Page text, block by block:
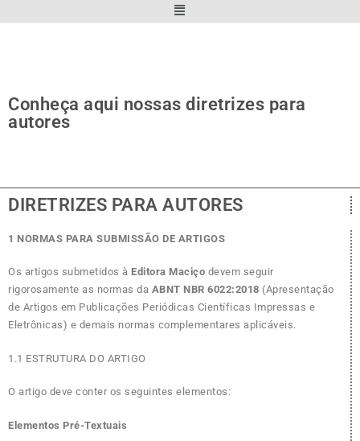
Conheça aqui nossas diretrizes para
autores
DIRETRIZES PARA AUTORES
1 NORMAS PARA SUBMISSÃO DE ARTIGOS
Os artigos submetidos à Editora Maciço devem seguir
rigorosamente as normas da ABNT NBR 6022:2018 (Apresentação
de Artigos em Publicações Periódicas Científicas Impressas e
Eletrônicas) e demais normas complementares aplicáveis.
1.1 ESTRUTURA DO ARTIGO
O artigo deve conter os seguintes elementos:
Elementos Pré-Textuais